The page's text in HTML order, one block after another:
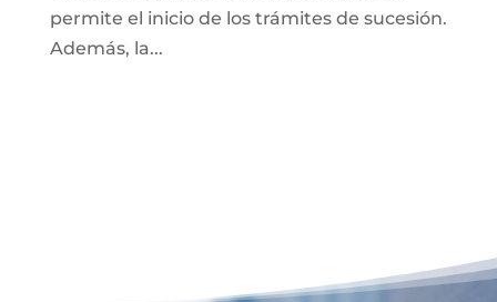
permite el inicio de los trámites de sucesión.
Además, la...